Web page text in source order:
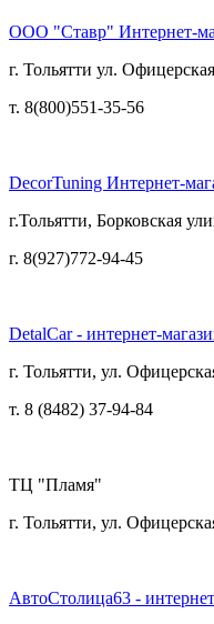
ООО "Ставр" Интернет-
г. Тольятти ул.
т. 8(800)551-35-56
DecorTuning Интернет-
г.Тольятти, Борковская
г. 8(927)772-94-45
DetalCar - интернет-
г. Тольятти, ул.
т. 8 (8482) 37-94-84
ТЦ "Пламя"
г. Тольятти, ул.
АвтоСтолица63 -